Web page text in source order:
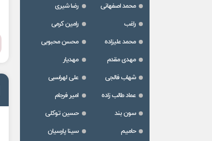
محمد اصفهانی
رضا شیری
راغب
رامین کرمی
محمد علیزاده
محسن محبوبی
مهدی مقدم
مهدیار
شهاب فالجی
علی لهراسبی
عماد طالب زاده
امیر فرجام
سون بند
حسین توکلی
حامیم
سینا پارسیان